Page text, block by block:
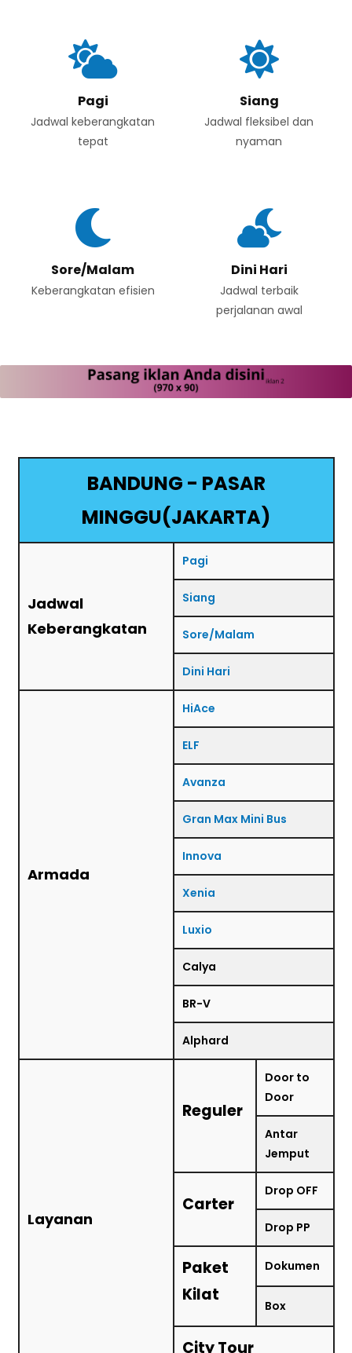
Pagi
Jadwal keberangkatan
tepat
Siang
Jadwal fleksibel dan
nyaman
Sore/Malam
Keberangkatan efisien
Dini Hari
Jadwal terbaik
perjalanan awal
BANDUNG - PASAR
MINGGU(JAKARTA)
Jadwal
Keberangkatan
Pagi
Siang
Sore/Malam
Dini Hari
Armada
HiAce
ELF
Avanza
Gran Max Mini Bus
Innova
Xenia
Luxio
Calya
BR-V
Alphard
Layanan
Reguler
Door to
Door
Antar
Jemput
Carter
Drop OFF
Drop PP
Paket
Kilat
Dokumen
Box
City Tour